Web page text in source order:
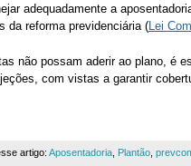
adequadamente a
da reforma previdenciária (Lei
não possam aderir ao plano, é
com vistas a garantir
artigo: Aposentadoria Plantão